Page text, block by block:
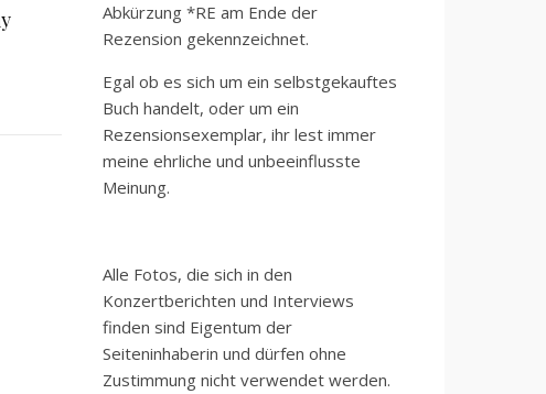
Abkürzung *RE am Ende der
Rezension gekennzeichnet.
Egal ob es sich um ein selbstgekauftes
Buch handelt, oder um ein
Rezensionsexemplar, ihr lest immer
meine ehrliche und unbeeinflusste
Meinung.
Alle Fotos, die sich in den
Konzertberichten und Interviews
finden sind Eigentum der
Seiteninhaberin und dürfen ohne
Zustimmung nicht verwendet werden.